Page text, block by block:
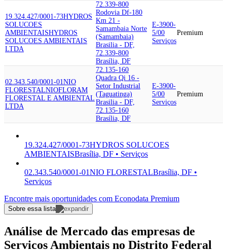
19.324.427/0001-73HYDROS
SOLUCOES
AMBIENTAISHYDROS
SOLUCOES AMBIENTAIS
LTDA
72.339-800
Rodovia Df-180
Km 21 -
Samambaia Norte
(Samambaia)
Brasilia - DF,
72.339-800
Brasília, DF
E-3900-
5/00
Serviços
Premium
02.343.540/0001-01NIO
FLORESTALNIOFLORAM
FLORESTAL E AMBIENTAL
LTDA
72.135-160
Quadra Qi 16 -
Setor Industrial
(Taguatinga)
Brasilia - DF,
72.135-160
Brasília, DF
E-3900-
5/00
Serviços
Premium
19.324.427/0001-73HYDROS SOLUCOES
AMBIENTAISBrasília, DF • Serviços
02.343.540/0001-01NIO FLORESTALBrasília, DF •
Serviços
Encontre mais oportunidades com Econodata Premium
Sobre essa lista
Análise de Mercado das empresas de
Servicos Ambientais no Distrito Federal